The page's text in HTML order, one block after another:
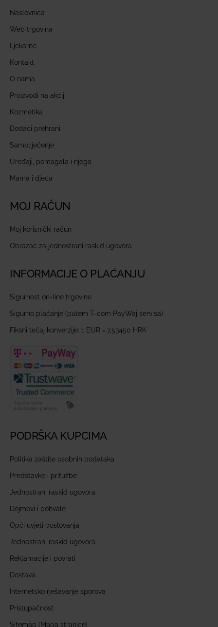
Naslovnica
Web trgovina
Ljekarne
Kontakt
O nama
Proizvodi na akciji
Kozmetika
Dodaci prehrani
Samoliječenje
Uređaji, pomagala i njega
Mama i djeca
MOJ RAČUN
Moj korisnički račun
Obrazac za jednostrani raskid ugovora
INFORMACIJE O PLAĆANJU
Sigurnost on-line trgovine
Sigurno plaćanje (putem T-com PayWaj servisa)
Fiksni tečaj konverzije: 1 EUR = 7,53450 HRK
PODRŠKA KUPCIMA
Politika zaštite osobnih podataka
Predstavke i pritužbe
Jednostrani raskid ugovora
Dojmovi i pohvale
Opći uvjeti poslovanja
Jednostrani raskid ugovora
Reklamacije i povrati
Dostava
Internetsko rješavanje sporova
Pristupačnost
Sitemap (Mapa stranice)